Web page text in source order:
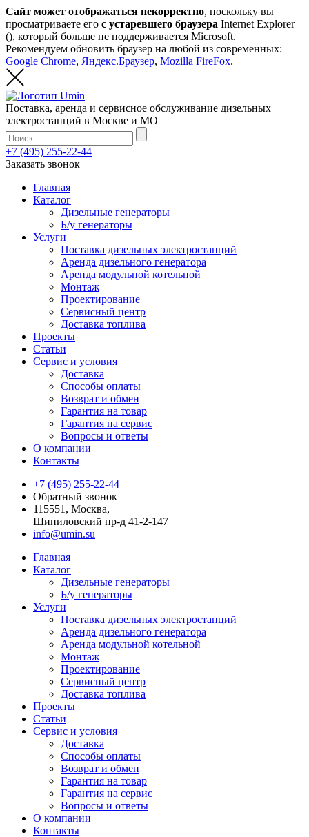
Сайт может отображаться некорректно, поскольку вы
просматриваете его с устаревшего браузера Internet Explorer
(), который больше не поддерживается Microsoft.
Рекомендуем обновить браузер на любой из современных:
Google Chrome, Яндекс.Браузер, Mozilla FireFox.
Поставка, аренда и сервисное обслуживание дизельных
электростанций в Москве и МО
+7 (495) 255-22-44
Заказать звонок
Главная
Каталог
Дизельные генераторы
Б/у генераторы
Услуги
Поставка дизельных электростанций
Аренда дизельного генератора
Аренда модульной котельной
Монтаж
Проектирование
Сервисный центр
Доставка топлива
Проекты
Статьи
Сервис и условия
Доставка
Способы оплаты
Возврат и обмен
Гарантия на товар
Гарантия на сервис
Вопросы и ответы
О компании
Контакты
+7 (495) 255-22-44
Обратный звонок
115551, Москва,
Шипиловский пр-д 41-2-147
info@umin.su
Главная
Каталог
Дизельные генераторы
Б/у генераторы
Услуги
Поставка дизельных электростанций
Аренда дизельного генератора
Аренда модульной котельной
Монтаж
Проектирование
Сервисный центр
Доставка топлива
Проекты
Статьи
Сервис и условия
Доставка
Способы оплаты
Возврат и обмен
Гарантия на товар
Гарантия на сервис
Вопросы и ответы
О компании
Контакты